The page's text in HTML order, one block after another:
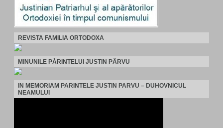
REVISTA FAMILIA ORTODOXA
MINUNILE PĂRINTELUI JUSTIN PÂRVU
IN MEMORIAM PARINTELE JUSTIN PARVU – DUHOVNICUL
NEAMULUI